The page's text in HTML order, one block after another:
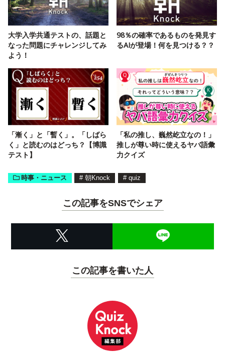
大学入学共通テストの、話題と
なった問題にチャレンジしてみ
よう！
98％の確率であるものを発見す
るAIが登場！何を見つける？？
「漸く」と「暫く」。「しばら
く」と読むのはどっち？【博識
テスト】
「私の推し、巍然屹立なの！」
推しが尊い時に使えるヤバ語彙
力クイズ
時事・ニュース # 朝Knock # quiz
この記事をSNSでシェア
この記事を書いた人